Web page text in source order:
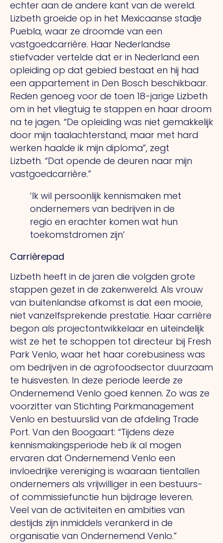
echter aan de andere kant van de wereld.
Lizbeth groeide op in het Mexicaanse stadje
Puebla, waar ze droomde van een
vastgoedcarrière. Haar Nederlandse
stiefvader vertelde dat er in Nederland een
opleiding op dat gebied bestaat en hij had
een appartement in Den Bosch beschikbaar.
Reden genoeg voor de toen 18-jarige Lizbeth
om in het vliegtuig te stappen en haar droom
na te jagen. “De opleiding was niet gemakkelijk
door mijn taalachterstand, maar met hard
werken haalde ik mijn diploma”, zegt
Lizbeth. “Dat opende de deuren naar mijn
vastgoedcarrière.”
‘Ik wil persoonlijk kennismaken met
ondernemers van bedrijven in de
regio en erachter komen wat hun
toekomstdromen zijn’
Carrièrepad
Lizbeth heeft in de jaren die volgden grote
stappen gezet in de zakenwereld. Als vrouw
van buitenlandse afkomst is dat een mooie,
niet vanzelfsprekende prestatie. Haar carrière
begon als projectontwikkelaar en uiteindelijk
wist ze het te schoppen tot directeur bij Fresh
Park Venlo, waar het haar corebusiness was
om bedrijven in de agrofoodsector duurzaam
te huisvesten. In deze periode leerde ze
Ondernemend Venlo goed kennen. Zo was ze
voorzitter van Stichting Parkmanagement
Venlo en bestuurslid van de afdeling Trade
Port. Van den Boogaart: “Tijdens deze
kennismakingsperiode heb ik al mogen
ervaren dat Ondernemend Venlo een
invloedrijke vereniging is waaraan tientallen
ondernemers als vrijwilliger in een bestuurs-
of commissiefunctie hun bijdrage leveren.
Veel van de activiteiten en ambities van
destijds zijn inmiddels verankerd in de
organisatie van Ondernemend Venlo.”